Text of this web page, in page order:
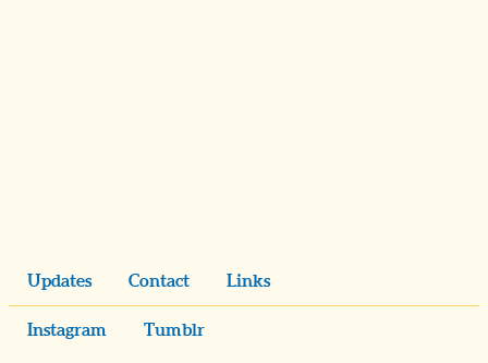
Updates Contact Links
Instagram Tumblr